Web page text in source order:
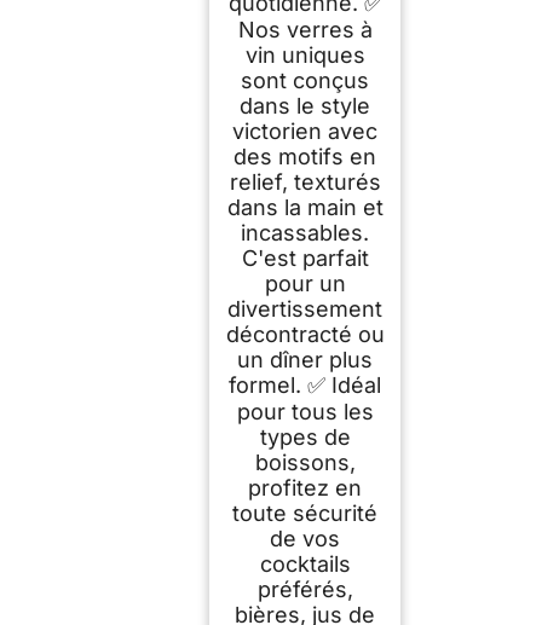
Nos verres à
vin uniques
sont conçus
dans le style
victorien avec
des motifs en
relief, texturés
dans la main et
incassables.
C'est parfait
pour un
divertissement
décontracté ou
un dîner plus
formel. ✅ Idéal
pour tous les
types de
boissons,
profitez en
toute sécurité
de vos
cocktails
préférés,
bières, jus de